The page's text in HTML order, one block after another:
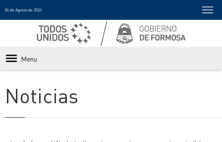
06 de Agosto de 2026
Menu
Noticias